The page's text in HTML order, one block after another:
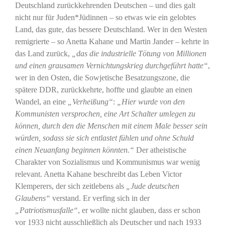
Deutschland zurückkehrenden Deutschen – und dies galt
nicht nur für Juden*Jüdinnen – so etwas wie ein gelobtes
Land, das gute, das bessere Deutschland. Wer in den Westen
remigrierte – so Anetta Kahane und Martin Jander – kehrte in
das Land zurück,
„das die industrielle Tötung von Millionen
und einen grausamen Vernichtungskrieg durchgeführt hatte“,
wer in den Osten, die Sowjetische Besatzungszone, die
spätere DDR, zurückkehrte, hoffte und glaubte an einen
Wandel, an eine
„Verheißung“:
„Hier wurde von den
Kommunisten versprochen, eine Art Schalter umlegen zu
können, durch den die Menschen mit einem Male besser sein
würden, sodass sie sich entlastet fühlen und ohne Schuld
einen Neuanfang beginnen könnten.“ Der atheistische
Charakter von Sozialismus und Kommunismus war wenig
relevant. Anetta Kahane beschreibt das Leben Victor
Klemperers, der sich zeitlebens als
„Jude deutschen
Glaubens“ verstand. Er verfing sich in der
„Patriotismusfalle“, er wollte nicht glauben, dass er schon
vor 1933 nicht ausschließlich als Deutscher und nach 1933